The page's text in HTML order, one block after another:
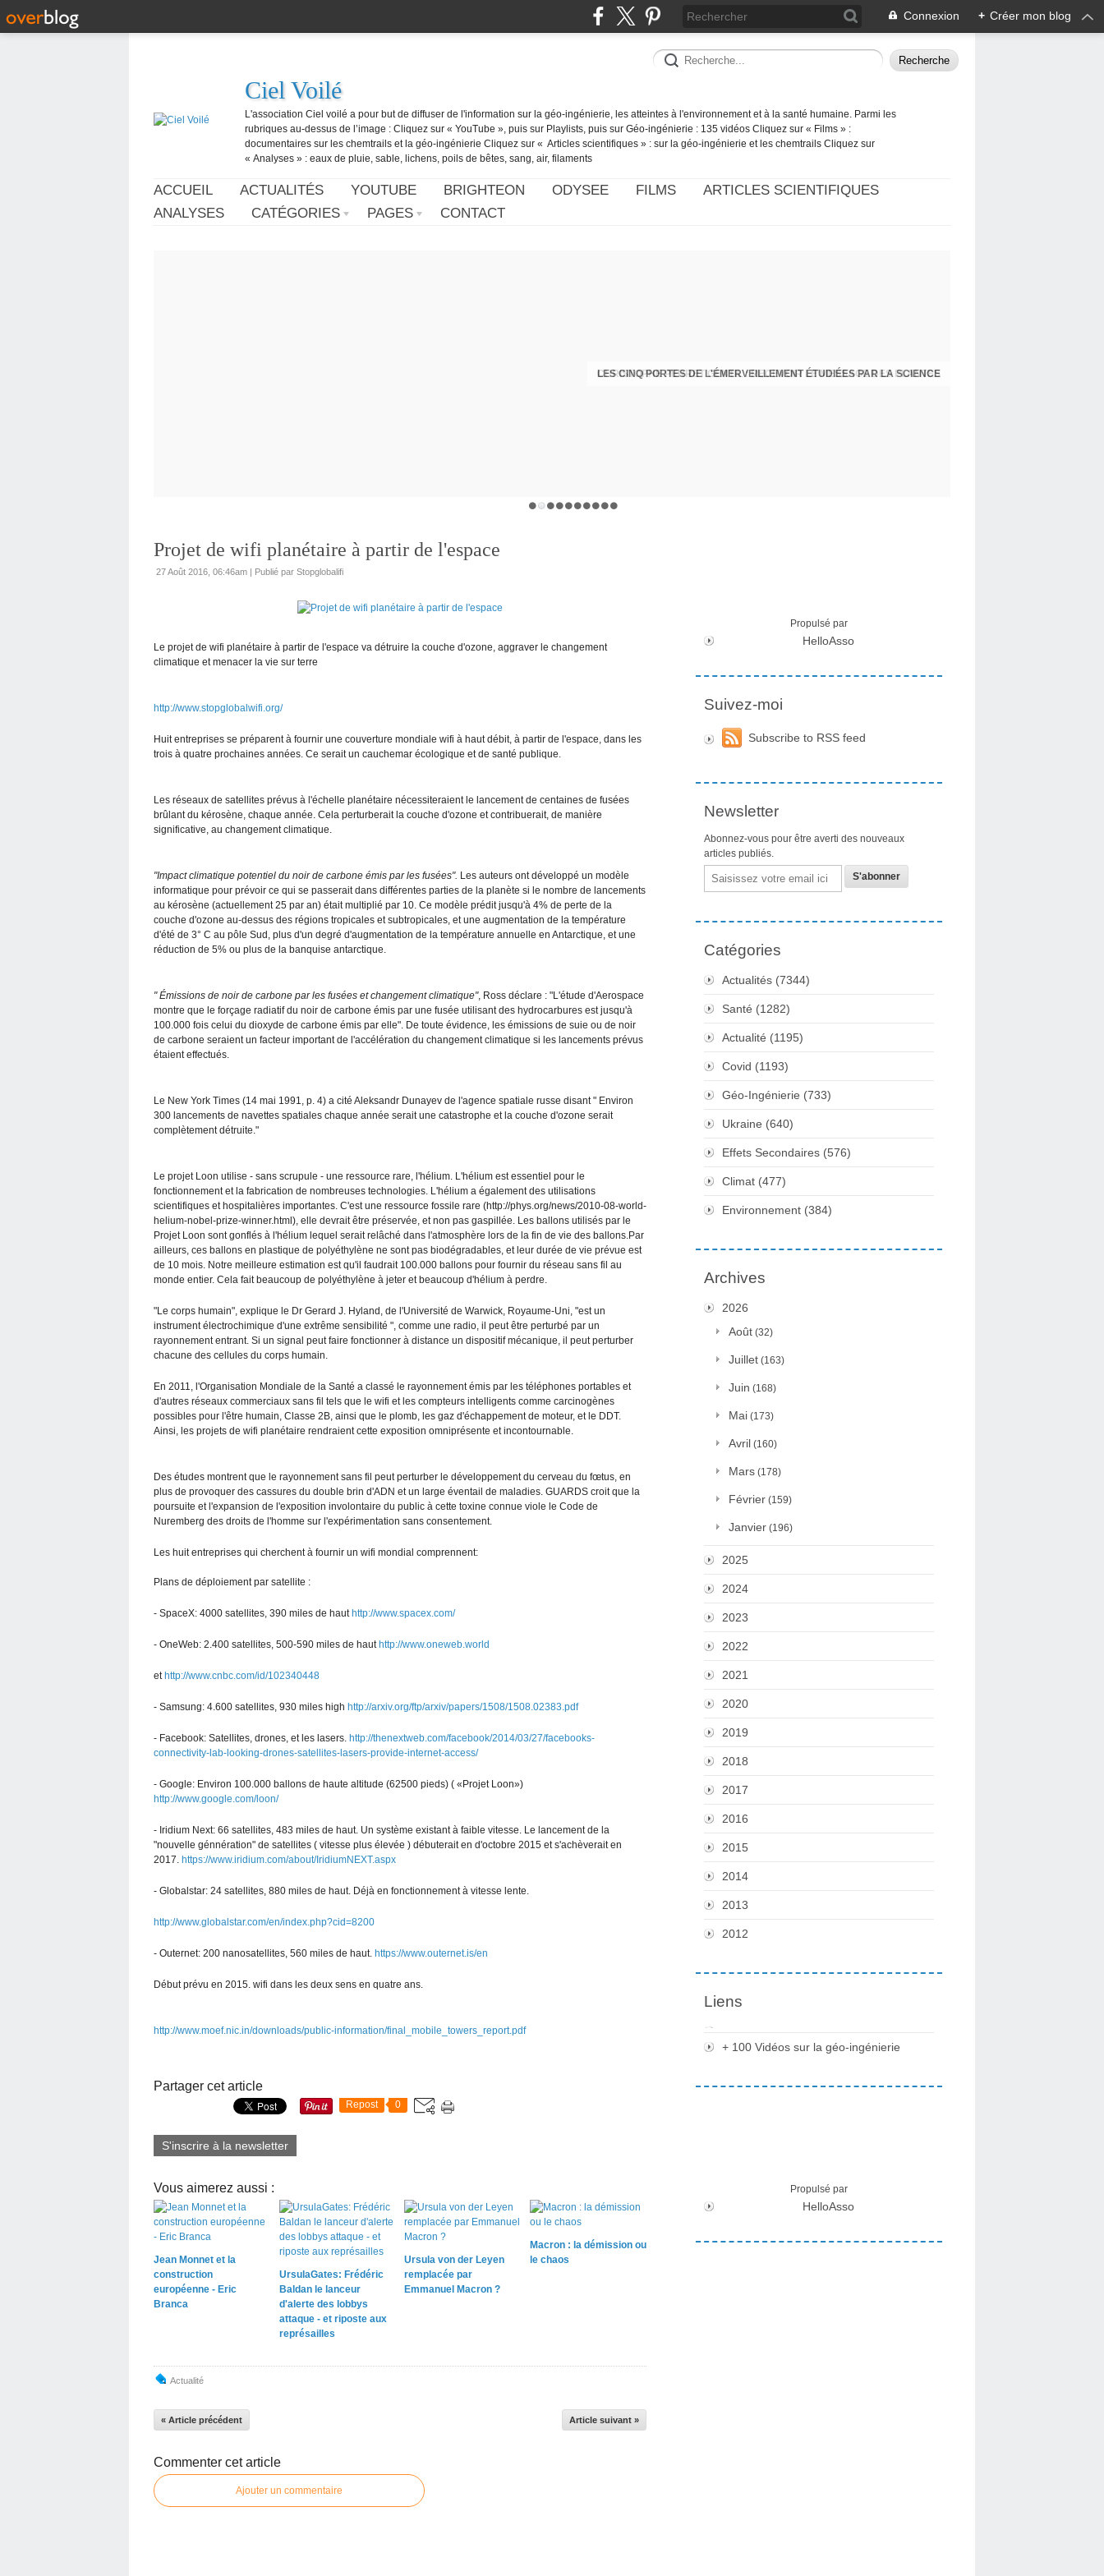
Connexion + Créer mon blog
Ciel Voilé
L'association Ciel voilé a pour but de diffuser de l'information sur la géo-ingénierie, les atteintes à l'environnement et à la santé humaine. Parmi les
rubriques au-dessus de l’image : Cliquez sur « YouTube », puis sur Playlists, puis sur Géo-ingénierie : 135 vidéos Cliquez sur « Films » :
documentaires sur les chemtrails et la géo-ingénierie Cliquez sur « Articles scientifiques » : sur la géo-ingénierie et les chemtrails Cliquez sur
« Analyses » : eaux de pluie, sable, lichens, poils de bêtes, sang, air, filaments
ACCUEIL ACTUALITÉS YOUTUBE BRIGHTEON ODYSEE FILMS
ARTICLES SCIENTIFIQUES
ANALYSES
CATÉGORIES PAGES CONTACT
LES CINQ PORTES DE L'ÉMERVEILLEMENT ÉTUDIÉES PAR LA SCIENCE
CHRISTOPHE PERRET GENTIL : RECEVOIR LE MESSAGE DES PLANTES
Projet de wifi planétaire à partir de l'espace
27 Août 2016, 06:46am | Publié par Stopglobalifi
Le projet de wifi planétaire à partir de l'espace va détruire la couche d'ozone, aggraver le changement
climatique et menacer la vie sur terre
http://www.stopglobalwifi.org/
Huit entreprises se préparent à fournir une couverture mondiale wifi à haut débit, à partir de l'espace, dans les
trois à quatre prochaines années. Ce serait un cauchemar écologique et de santé publique.
Les réseaux de satellites prévus à l'échelle planétaire nécessiteraient le lancement de centaines de fusées
brûlant du kérosène, chaque année. Cela perturberait la couche d'ozone et contribuerait, de manière
significative, au changement climatique.
"Impact climatique potentiel du noir de carbone émis par les fusées". Les auteurs ont développé un modèle
informatique pour prévoir ce qui se passerait dans différentes parties de la planète si le nombre de lancements
au kérosène (actuellement 25 par an) était multiplié par 10. Ce modèle prédit jusqu'à 4% de perte de la
couche d'ozone au-dessus des régions tropicales et subtropicales, et une augmentation de la température
d'été de 3° C au pôle Sud, plus d'un degré d'augmentation de la température annuelle en Antarctique, et une
réduction de 5% ou plus de la banquise antarctique.
" Émissions de noir de carbone par les fusées et changement climatique", Ross déclare : "L'étude d'Aerospace
montre que le forçage radiatif du noir de carbone émis par une fusée utilisant des hydrocarbures est jusqu'à
100.000 fois celui du dioxyde de carbone émis par elle". De toute évidence, les émissions de suie ou de noir
de carbone seraient un facteur important de l'accélération du changement climatique si les lancements prévus
étaient effectués.
Le New York Times (14 mai 1991, p. 4) a cité Aleksandr Dunayev de l'agence spatiale russe disant " Environ
300 lancements de navettes spatiales chaque année serait une catastrophe et la couche d'ozone serait
complètement détruite."
Le projet Loon utilise - sans scrupule - une ressource rare, l'hélium. L'hélium est essentiel pour le
fonctionnement et la fabrication de nombreuses technologies. L'hélium a également des utilisations
scientifiques et hospitalières importantes. C'est une ressource fossile rare (http://phys.org/news/2010-08-world-
helium-nobel-prize-winner.html), elle devrait être préservée, et non pas gaspillée. Les ballons utilisés par le
Projet Loon sont gonflés à l'hélium lequel serait relâché dans l'atmosphère lors de la fin de vie des ballons.Par
ailleurs, ces ballons en plastique de polyéthylène ne sont pas biodégradables, et leur durée de vie prévue est
de 10 mois. Notre meilleure estimation est qu'il faudrait 100.000 ballons pour fournir du réseau sans fil au
monde entier. Cela fait beaucoup de polyéthylène à jeter et beaucoup d'hélium à perdre.
"Le corps humain", explique le Dr Gerard J. Hyland, de l'Université de Warwick, Royaume-Uni, "est un
instrument électrochimique d'une extrême sensibilité ", comme une radio, il peut être perturbé par un
rayonnement entrant. Si un signal peut faire fonctionner à distance un dispositif mécanique, il peut perturber
chacune des cellules du corps humain.
En 2011, l'Organisation Mondiale de la Santé a classé le rayonnement émis par les téléphones portables et
d'autres réseaux commerciaux sans fil tels que le wifi et les compteurs intelligents comme carcinogènes
possibles pour l'être humain, Classe 2B, ainsi que le plomb, les gaz d'échappement de moteur, et le DDT.
Ainsi, les projets de wifi planétaire rendraient cette exposition omniprésente et incontournable.
Des études montrent que le rayonnement sans fil peut perturber le développement du cerveau du fœtus, en
plus de provoquer des cassures du double brin d'ADN et un large éventail de maladies. GUARDS croit que la
poursuite et l'expansion de l'exposition involontaire du public à cette toxine connue viole le Code de
Nuremberg des droits de l'homme sur l'expérimentation sans consentement.
Les huit entreprises qui cherchent à fournir un wifi mondial comprennent:
Plans de déploiement par satellite :
- SpaceX: 4000 satellites, 390 miles de haut http://www.spacex.com/
- OneWeb: 2.400 satellites, 500-590 miles de haut http://www.oneweb.world
et http://www.cnbc.com/id/102340448
- Samsung: 4.600 satellites, 930 miles high http://arxiv.org/ftp/arxiv/papers/1508/1508.02383.pdf
- Facebook: Satellites, drones, et les lasers. http://thenextweb.com/facebook/2014/03/27/facebooks-
connectivity-lab-looking-drones-satellites-lasers-provide-internet-access/
- Google: Environ 100.000 ballons de haute altitude (62500 pieds) ( «Projet Loon»)
http://www.google.com/loon/
- Iridium Next: 66 satellites, 483 miles de haut. Un système existant à faible vitesse. Le lancement de la
"nouvelle génnération" de satellites ( vitesse plus élevée ) débuterait en d'octobre 2015 et s'achèverait en
2017. https://www.iridium.com/about/IridiumNEXT.aspx
- Globalstar: 24 satellites, 880 miles de haut. Déjà en fonctionnement à vitesse lente.
http://www.globalstar.com/en/index.php?cid=8200
- Outernet: 200 nanosatellites, 560 miles de haut. https://www.outernet.is/en
Début prévu en 2015. wifi dans les deux sens en quatre ans.
http://www.moef.nic.in/downloads/public-information/final_mobile_towers_report.pdf
Partager cet article
Repost 0
S'inscrire à la newsletter
Vous aimerez aussi :
Jean Monnet et la
construction
européenne - Eric
Branca
UrsulaGates: Frédéric
Baldan le lanceur
d'alerte des lobbys
attaque - et riposte aux
représailles
Ursula von der Leyen
remplacée par
Emmanuel Macron ?
Macron : la démission ou
le chaos
Actualité
« Article précédent Article suivant »
Commenter cet article
Ajouter un commentaire
Propulsé par
HelloAsso
Suivez-moi
Subscribe to RSS feed
Newsletter
Abonnez-vous pour être averti des nouveaux
articles publiés.
Email
Catégories
Actualités (7344)
Santé (1282)
Actualité (1195)
Covid (1193)
Géo-Ingénierie (733)
Ukraine (640)
Effets Secondaires (576)
Climat (477)
Environnement (384)
Archives
2026
Août (32)
Juillet (163)
Juin (168)
Mai (173)
Avril (160)
Mars (178)
Février (159)
Janvier (196)
2025
2024
2023
2022
2021
2020
2019
2018
2017
2016
2015
2014
2013
2012
Liens
+ 100 Vidéos sur la géo-ingénierie
Propulsé par
HelloAsso